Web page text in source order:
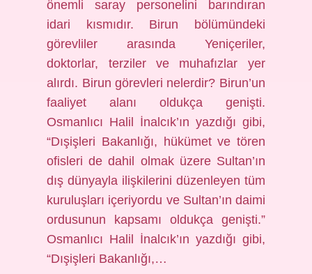
önemli saray personelini barındıran
idari kısmıdır. Birun bölümündeki
görevliler arasında Yeniçeriler,
doktorlar, terziler ve muhafızlar yer
alırdı. Birun görevleri nelerdir? Birun’un
faaliyet alanı oldukça genişti.
Osmanlıcı Halil İnalcık’ın yazdığı gibi,
“Dışişleri Bakanlığı, hükümet ve tören
ofisleri de dahil olmak üzere Sultan’ın
dış dünyayla ilişkilerini düzenleyen tüm
kuruluşları içeriyordu ve Sultan’ın daimi
ordusunun kapsamı oldukça genişti.”
Osmanlıcı Halil İnalcık’ın yazdığı gibi,
“Dışişleri Bakanlığı,…